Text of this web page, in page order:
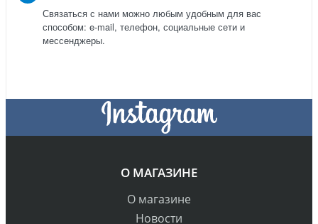
Связаться с нами можно любым удобным для вас
способом: e-mail, телефон, социальные сети и
мессенджеры.
О МАГАЗИНЕ
О магазине
Новости